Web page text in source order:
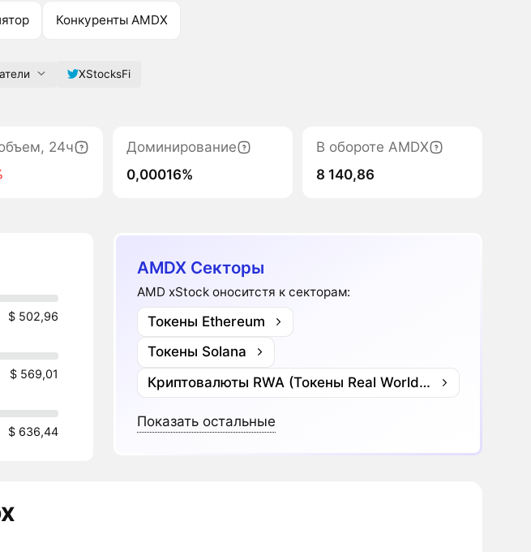
Конкуренты AMDX
XStocksFi
24ч
Доминирование
0,00016%
В обороте AMDX
8 140,86
$ 502,96
$ 569,01
$ 636,44
AMDX Секторы
AMD xStock оноситстя к секторам:
Токены Ethereum
Токены Solana
Криптовалюты RWA (Токены Real World Assets)
Показать остальные